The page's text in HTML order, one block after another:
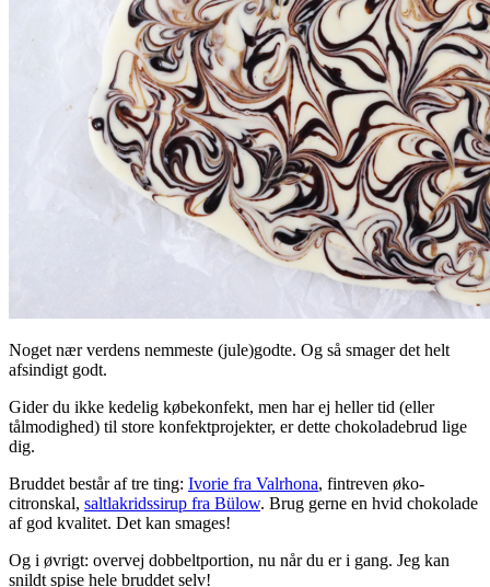
Noget nær verdens nemmeste (jule)godte. Og så smager det helt
afsindigt godt.
Gider du ikke kedelig købekonfekt, men har ej heller tid (eller
tålmodighed) til store konfektprojekter, er dette chokoladebrud lige
dig.
Bruddet består af tre ting: Ivorie fra Valrhona, fintreven øko-
citronskal, saltlakridssirup fra Bülow. Brug gerne en hvid chokolade
af god kvalitet. Det kan smages!
Og i øvrigt: overvej dobbeltportion, nu når du er i gang. Jeg kan
snildt spise hele bruddet selv!